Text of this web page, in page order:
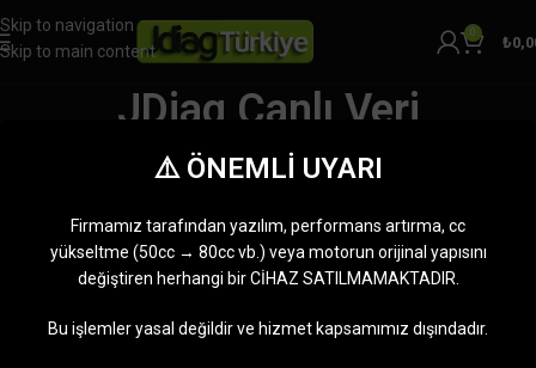
Skip to navigation
Skip to main content
0
₺
JDiag Canlı Veri
Ürünler “JDiag Canlı Veri” olarak etiketlendi
Kenar çubuğunu göster
⚠️ ÖNEMLİ UYARI
Firmamız tarafından yazılım, performans artırma, cc
yükseltme (50cc → 80cc vb.) veya motorun orijinal yapısını
değiştiren herhangi bir CİHAZ SATILMAMAKTADIR.
Bu işlemler yasal değildir ve hizmet kapsamımız dışındadır.